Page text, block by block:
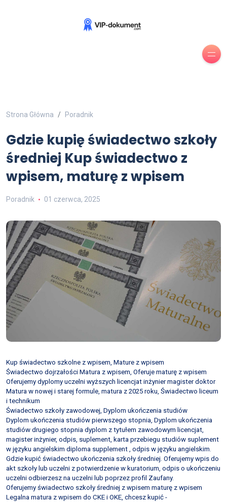
Strona Główna Poradnik
Gdzie kupię świadectwo szkoły
średniej Kup świadectwo z
wpisem, maturę z wpisem
Poradnik 01 czerwca, 2025
Kup świadectwo szkolne z wpisem, Mature z wpisem
Świadectwo dojrzałości Matura z wpisem, Oferuje maturę z wpisem
Oferujemy dyplomy uczelni wyższych licencjat inżynier magister doktor
Matura w nowej i starej formule, matura z 2025 roku, Świadectwo liceum
i technikum
Świadectwo szkoły zawodowej, Dyplom ukończenia studiów
Dyplom ukończenia studiów pierwszego stopnia, Dyplom ukończenia
studiów drugiego stopnia dyplom z tytułem zawodowym licencjat,
magister inżynier, odpis, suplement, karta przebiegu studiów suplement
w języku angielskim diploma supplement , odpis w języku angielskim.
Gdzie kupić świadectwo ukończenia szkoły średniej. Oferujemy wpis do
akt szkoły lub uczelni z potwierdzenie w kuratorium, odpis o ukończeniu
uczelni odbierzesz na uczelni lub poprzez profil Zaufany.
Oferujemy świadectwo szkoły średniej z wpisem maturę z wpisem
Legalna matura z wpisem do CKE i OKE, chcesz kupić -